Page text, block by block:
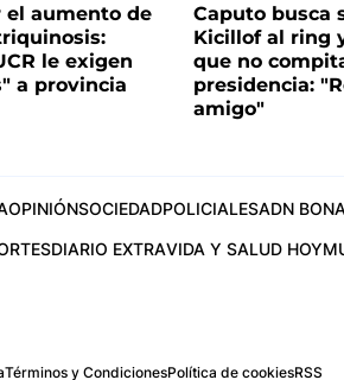
el aumento de
le exigen
a provincia
Caputo busca
Kicillof al ring
que no
presidencia:
amigo"
OPINIÓNSOCIEDADPOLICIALESADN
DIARIO EXTRAVIDA Y SALUD HOY
Términos y CondicionesPolítica de cookiesRSS